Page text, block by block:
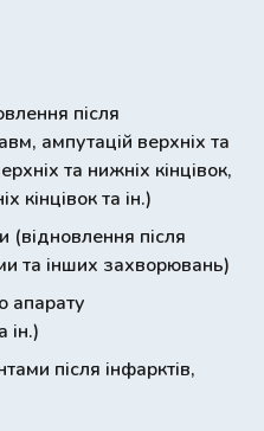
після
ампутацій верхніх та
та нижніх кінцівок,
кінцівок та ін.)
(відновлення після
та інших захворювань)
апарату
ін.)
після інфарктів,